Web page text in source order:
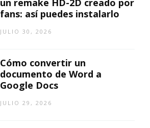
fans: así puedes instalarlo
JULIO 30, 2026
Cómo convertir un
documento de Word a
Google Docs
JULIO 29, 2026